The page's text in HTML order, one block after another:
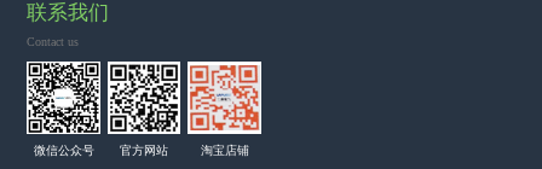
联系我们
Contact us
微信公众号 官方网站 淘宝店铺